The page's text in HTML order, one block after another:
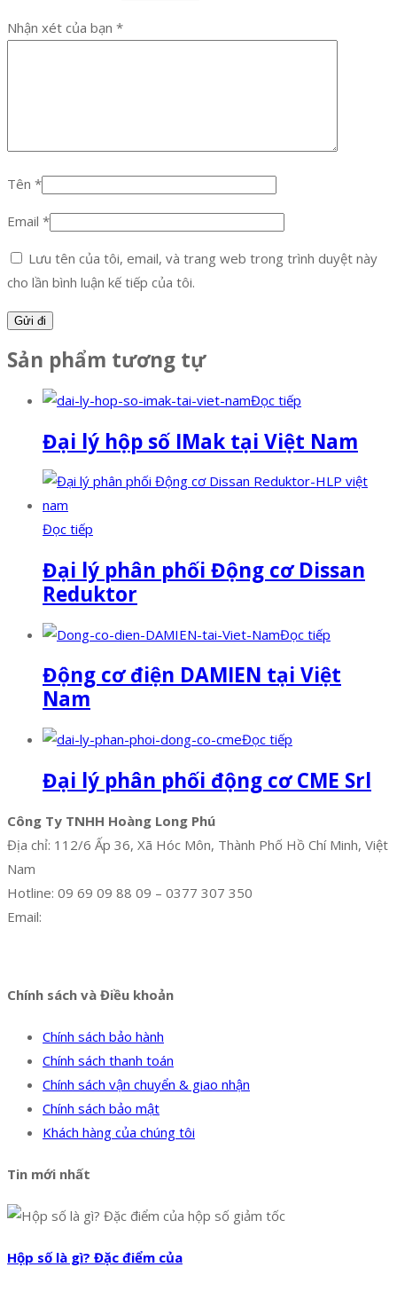
Nhận xét của bạn *
Tên *
Email *
Lưu tên của tôi, email, và trang web trong trình duyệt này
cho lần bình luận kế tiếp của tôi.
Sản phẩm tương tự
Đọc tiếp
Đại lý hộp số IMak tại Việt Nam
Đọc tiếp
Đại lý phân phối Động cơ Dissan
Reduktor
Đọc tiếp
Động cơ điện DAMIEN tại Việt
Nam
Đọc tiếp
Đại lý phân phối động cơ CME Srl
Công Ty TNHH Hoàng Long Phú
Địa chỉ: 112/6 Ấp 36, Xã Hóc Môn, Thành Phố Hồ Chí Minh, Việt
Nam
Hotline: 09 69 09 88 09 – 0377 307 350
Email:
Chính sách và Điều khoản
Chính sách bảo hành
Chính sách thanh toán
Chính sách vận chuyển & giao nhận
Chính sách bảo mật
Khách hàng của chúng tôi
Tin mới nhất
Hộp số là gì? Đặc điểm của